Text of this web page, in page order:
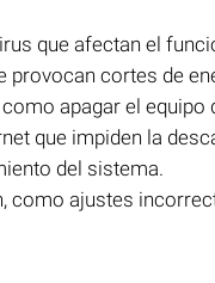
que afectan el
provocan cortes de
apagar el
que impiden la
del sistema.
como ajustes